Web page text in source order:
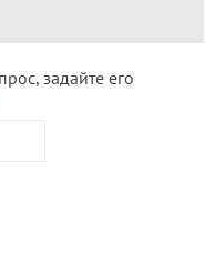
задайте его